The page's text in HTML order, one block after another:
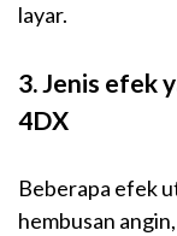
layar.
3. Jenis efek
4DX
Beberapa efek
hembusan